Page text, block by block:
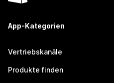
App-Kategorien
Vertriebskanäle
Produkte finden